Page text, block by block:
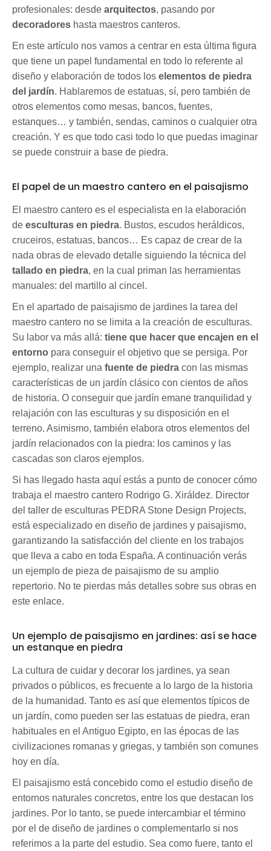
profesionales: desde arquitectos, pasando por
decoradores hasta maestros canteros.
En este artículo nos vamos a centrar en esta última figura
que tiene un papel fundamental en todo lo referente al
diseño y elaboración de todos los elementos de piedra
del jardín. Hablaremos de estatuas, sí, pero también de
otros elementos como mesas, bancos, fuentes,
estanques… y también, sendas, caminos o cualquier otra
creación. Y es que todo casi todo lo que puedas imaginar
se puede construir a base de piedra.
El papel de un maestro cantero en el paisajismo
El maestro cantero es el especialista en la elaboración
de esculturas en piedra. Bustos, escudos heráldicos,
cruceiros, estatuas, bancos… Es capaz de crear de la
nada obras de elevado detalle siguiendo la técnica del
tallado en piedra, en la cual priman las herramientas
manuales: del martillo al cincel.
En el apartado de paisajismo de jardines la tarea del
maestro cantero no se limita a la creación de esculturas.
Su labor va más allá: tiene que hacer que encajen en el
entorno para conseguir el objetivo que se persiga. Por
ejemplo, realizar una fuente de piedra con las mismas
características de un jardín clásico con cientos de años
de historia. O conseguir que jardín emane tranquilidad y
relajación con las esculturas y su disposición en el
terreno. Asimismo, también elabora otros elementos del
jardín relacionados con la piedra: los caminos y las
cascadas son claros ejemplos.
Si has llegado hasta aquí estás a punto de conocer cómo
trabaja el maestro cantero Rodrigo G. Xiráldez. Director
del taller de esculturas PEDRA Stone Design Projects,
está especializado en diseño de jardines y paisajismo,
garantizando la satisfacción del cliente en los trabajos
que lleva a cabo en toda España. A continuación verás
un ejemplo de pieza de paisajismo de su amplio
repertorio. No te pierdas más detalles sobre sus obras en
este enlace.
Un ejemplo de paisajismo en jardines: así se hace
un estanque en piedra
La cultura de cuidar y decorar los jardines, ya sean
privados o públicos, es frecuente a lo largo de la historia
de la humanidad. Tanto es así que elementos típicos de
un jardín, como pueden ser las estatuas de piedra, eran
habituales en el Antiguo Egipto, en las épocas de las
civilizaciones romanas y griegas, y también son comunes
hoy en día.
El paisajismo está concebido como el estudio diseño de
entornos naturales concretos, entre los que destacan los
jardines. Por lo tanto, se puede intercambiar el término
por el de diseño de jardines o complementarlo si nos
referimos a la parte del estudio. Sea como fuere, tanto el